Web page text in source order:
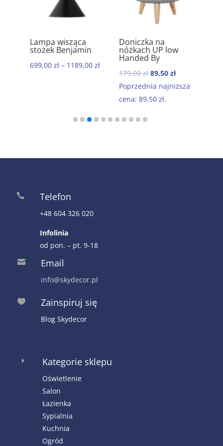
wisząca
Benjamin
1189,00zł
Doniczka na
nóżkach UP low
Handed By
Pierwotna
wynosiła:
89,50złAktualna
cena
wynosi:
Poprzednia najniższa
Ręcznik
komfortowy
 Telefon
+48 604 326 020
Infolinia
od pon. – pt. 9-18
 Email
info@skydecor.pl
 Zainspiruj się
Blog Skydecor
E Kategorie sklepu
Oświetlenie
Salon
Łazienka
Sypialnia
Kuchnia
Ogród